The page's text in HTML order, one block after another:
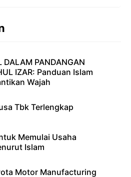
DALAM PANDANGAN
IZAR: Panduan Islam
Wajah
Tbk Terlengkap
Memulai Usaha
Islam
Motor Manufacturing